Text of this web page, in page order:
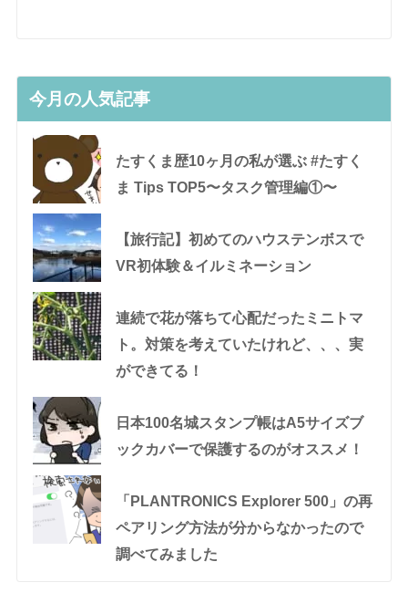
今月の人気記事
たすくま歴10ヶ月の私が選ぶ #たすく
ま Tips TOP5〜タスク管理編①〜
【旅行記】初めてのハウステンボスで
VR初体験＆イルミネーション
連続で花が落ちて心配だったミニトマ
ト。対策を考えていたけれど、、、実
ができてる！
日本100名城スタンプ帳はA5サイズブ
ックカバーで保護するのがオススメ！
「PLANTRONICS Explorer 500」の再
ペアリング方法が分からなかったので
調べてみました